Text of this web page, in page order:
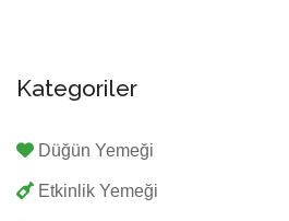
Kategoriler
Düğün Yemeği
Etkinlik Yemeği